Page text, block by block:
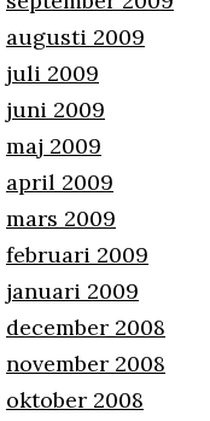
augusti 2009
juli 2009
juni 2009
maj 2009
april 2009
mars 2009
februari 2009
januari 2009
december 2008
november 2008
oktober 2008